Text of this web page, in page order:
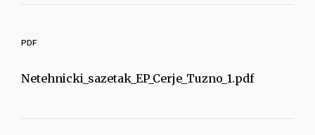
PDF
Netehnicki_sazetak_EP_Cerje_Tuzno_1.pdf